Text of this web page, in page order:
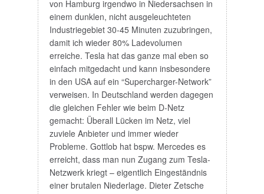
von Hamburg irgendwo in Niedersachsen in
einem dunklen, nicht ausgeleuchteten
Industriegebiet 30-45 Minuten zuzubringen,
damit ich wieder 80% Ladevolumen
erreiche. Tesla hat das ganze mal eben so
einfach mitgedacht und kann insbesondere
in den USA auf ein “Supercharger-Network”
verweisen. In Deutschland werden dagegen
die gleichen Fehler wie beim D-Netz
gemacht: Überall Lücken im Netz, viel
zuviele Anbieter und immer wieder
Probleme. Gottlob hat bspw. Mercedes es
erreicht, dass man nun Zugang zum Tesla-
Netzwerk kriegt – eigentlich Eingeständnis
einer brutalen Niederlage. Dieter Zetsche